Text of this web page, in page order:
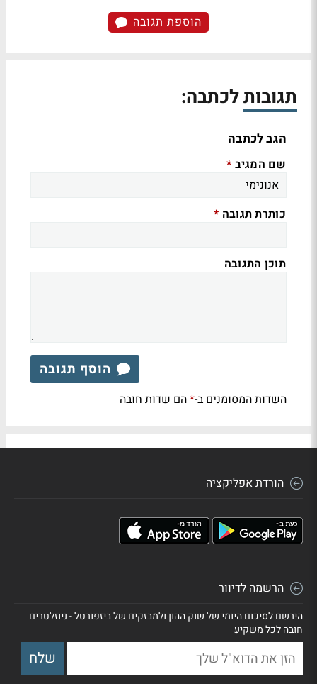
הוספת תגובה
תגובות לכתבה:
הגב לכתבה
שם המגיב *
כותרת תגובה *
תוכן התגובה
הוסף תגובה
השדות המסומנים ב-*הם שדות חובה
הורדת אפליקציה
הרשמה לדיוור
הירשם לסיכום היומי של שוק ההון ולמבזקים של ביזפורטל - ניוזלטרים
חובה לכל משקיע